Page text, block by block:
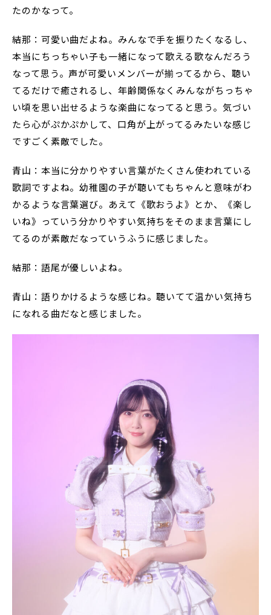
たのかなって。
結那：可愛い曲だよね。みんなで手を振りたくなるし、
本当にちっちゃい子も一緒になって歌える歌なんだろう
なって思う。声が可愛いメンバーが揃ってるから、聴い
てるだけで癒されるし、年齢関係なくみんながちっちゃ
い頃を思い出せるような楽曲になってると思う。気づい
たら心がぷかぷかして、口角が上がってるみたいな感じ
ですごく素敵でした。
青山：本当に分かりやすい言葉がたくさん使われている
歌詞ですよね。幼稚園の子が聴いてもちゃんと意味がわ
かるような言葉選び。あえて《歌おうよ》とか、《楽し
いね》っていう分かりやすい気持ちをそのまま言葉にし
てるのが素敵だなっていうふうに感じました。
結那：語尾が優しいよね。
青山：語りかけるような感じね。聴いてて温かい気持ち
になれる曲だなと感じました。